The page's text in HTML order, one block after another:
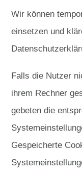
Wir können
einsetzen und
Falls die Nutzer
ihrem Rechner
gebeten die
Gespeicherte